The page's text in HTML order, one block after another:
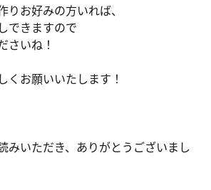
お好みの方いれば、
できますので
さいね！
くお願いいたします！
みいただき、ありがとうございまし